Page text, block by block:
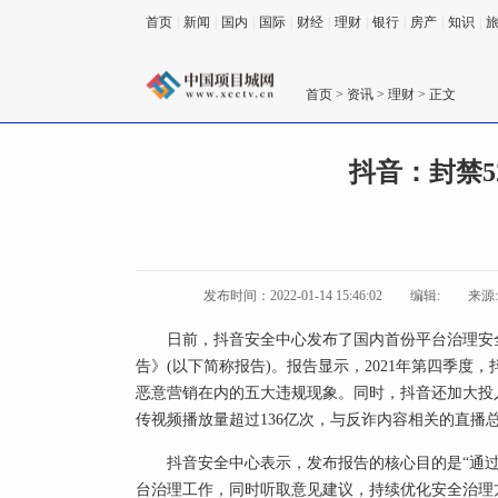
首页 新闻 国内 国际 财经 理财 银行 房产 知识
首页 > 资讯 > 理财 > 正文
抖音：封禁
发布时间：2022-01-14 15:46:02 编辑: 来源
日前，抖音安全中心发布了国内首份平台治理
告》(以下简称报告)。报告显示，2021年第四季度
恶意营销在内的五大违规现象。同时，抖音还加大
传视频播放量超过136亿次，与反诈内容相关的直播
抖音安全中心表示，发布报告的核心目的是“通
台治理工作，同时听取意见建议，持续优化安全治